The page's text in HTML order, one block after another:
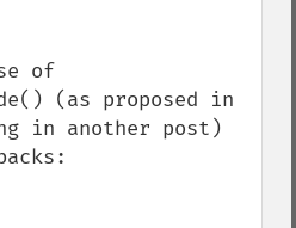
of
(as proposed in
in another post)